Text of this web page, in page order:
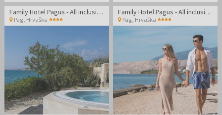
Family Hotel Pagus - All inclusive poletje na Pagu
Pag, Hrvaška
Family Hotel Pagus - All inclusive poletje na Pagu
Pag, Hrvaška